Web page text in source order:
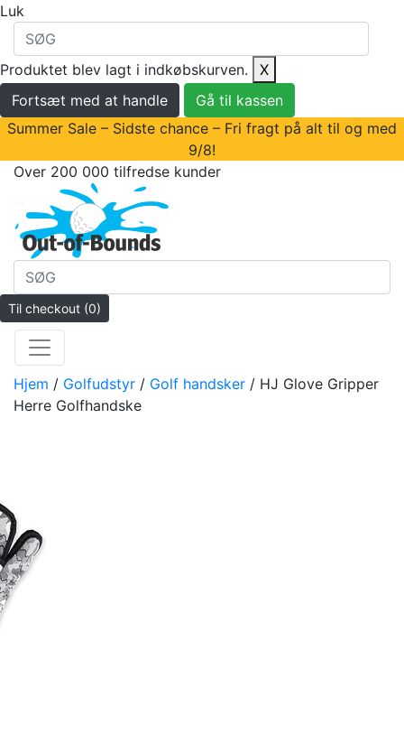
Luk
Produktet blev lagt i indkøbskurven.
X
Fortsæt med at handle
Gå til kassen
Summer Sale – Sidste chance – Fri fragt på alt til og med
9/8!
Over 200 000 tilfredse kunder
Til checkout (0)
Hjem / Golfudstyr / Golf handsker / HJ Glove Gripper
Herre Golfhandske